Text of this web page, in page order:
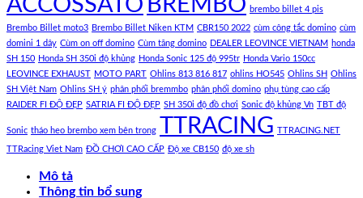
brembo billet 4 pis
Brembo Billet moto3 Brembo Billet Niken KTM CBR150 2022 cùm công tắc domino cùm
domini 1 dây Cùm on off domino Cùm tăng domino DEALER LEOVINCE VIETNAM honda
SH 150 Honda SH 350i độ khủng Honda Sonic 125 độ 995tr Honda Vario 150cc
LEOVINCE EXHAUST MOTO PART Ohlins 813 816 817 ohlins HO545 Ohlins SH Ohlins
SH Việt Nam Ohlins SH ý phân phối bremmbo phân phối domino phụ tùng cao cấp
RAIDER FI ĐỘ ĐẸP SATRIA FI ĐỘ ĐẸP SH 350i độ đồ chơi Sonic độ khủng Vn TBT độ
Sonic tháo heo brembo xem bên trong TTRACING TTRACING.NET
TTRacing Viet Nam ĐỒ CHƠI CAO CẤP Độ xe CB150 độ xe sh
Mô tả
Thông tin bổ sung